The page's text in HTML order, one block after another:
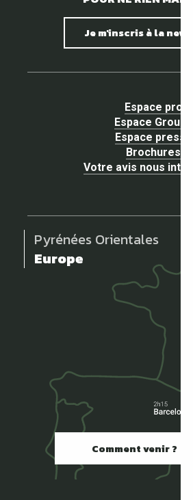
Je m'inscris à la
Espace pro
Espace Groupe
Espace presse
Brochures
Votre avis nous
Pyrénées Orientales
Europe
Comment venir ?